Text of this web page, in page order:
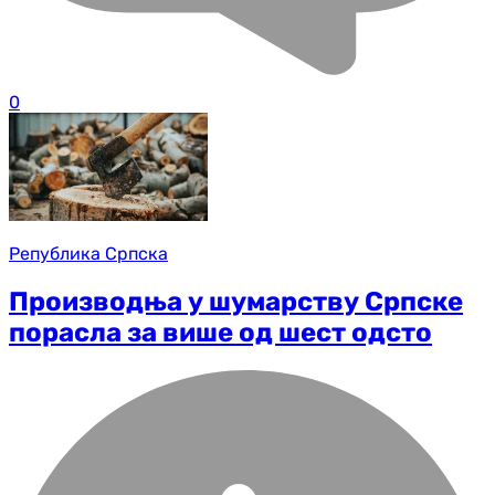
0
Република Српска
Производња у шумарству Српске
порасла за више од шест одсто